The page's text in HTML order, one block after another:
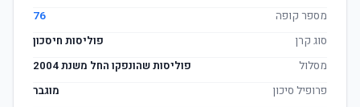
מספר קופה
76
סוג קרן
פוליסות חיסכון
מסלול
פוליסות שהונפקו החל משנת 2004
פרופיל סיכון
מוגבר